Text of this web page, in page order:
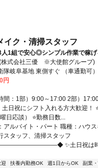
イク・清掃スタッフ
1組で安心◎シンプル作業で稼げ
株式会社三優 ※大使館グループ)
岐阜基地 東側すぐ （車通勤可）
円
間：1部）9:00～17:00 2部）
日祝にシフト入れる方大歓迎！
日応談） ⭐勤務日数...
アルバイト・パート 職種：ハウス
スタッフ、清掃スタッフ
✨土日祝は時給
扶養内勤務OK 週1日からOK
副業